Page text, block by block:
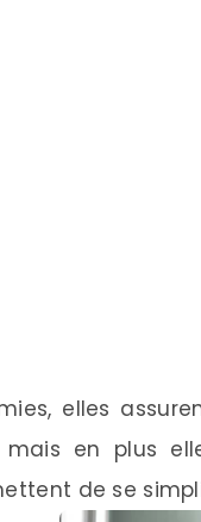
elles
mais en plus
de se